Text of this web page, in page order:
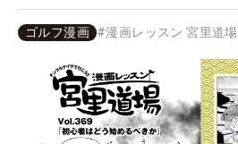
ゴルフ漫画 #漫画レッスン 宮里道場